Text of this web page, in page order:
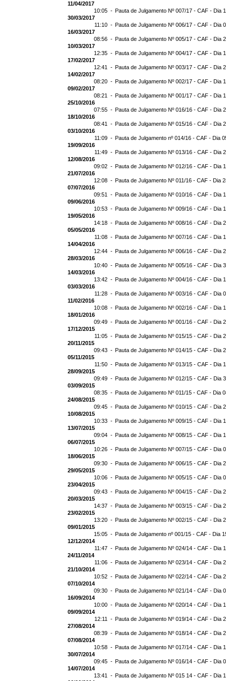
11/04/2017
10:05 - Pauta de Julgamento Nº 007/17 - CAF - Dia
30/03/2017
11:10 - Pauta de Julgamento Nº 006/17 - CAF - Dia
16/03/2017
08:56 - Pauta de Julgamento Nº 005/17 - CAF - Dia
10/03/2017
12:35 - Pauta de Julgamento Nº 004/17 - CAF - Dia
17/02/2017
12:41 - Pauta de Julgamento Nº 003/17 - CAF - Dia
14/02/2017
08:20 - Pauta de Julgamento Nº 002/17 - CAF - Dia
09/02/2017
08:21 - Pauta de Julgamento Nº 001/17 - CAF - Dia
25/10/2016
07:55 - Pauta de Julgamento Nº 016/16 - CAF - Dia
18/10/2016
08:41 - Pauta de Julgamento Nº 015/16 - CAF - Dia
03/10/2016
11:09 - Pauta de Julgamento nº 014/16 - CAF - Dia
19/09/2016
11:49 - Pauta de Julgamento Nº 013/16 - CAF - Dia
12/08/2016
09:02 - Pauta de Julgamento Nº 012/16 - CAF - Dia
21/07/2016
12:08 - Pauta de Julgamento Nº 011/16 - CAF - Dia
07/07/2016
09:51 - Pauta de Julgamento Nº 010/16 - CAF - Dia
09/06/2016
10:53 - Pauta de Julgamento Nº 009/16 - CAF - Dia
19/05/2016
14:18 - Pauta de Julgamento Nº 008/16 - CAF - Dia
05/05/2016
11:08 - Pauta de Julgamento Nº 007/16 - CAF - Dia
14/04/2016
12:44 - Pauta de Julgamento Nº 006/16 - CAF - Dia
28/03/2016
10:40 - Pauta de Julgamento Nº 005/16 - CAF - Dia
14/03/2016
13:42 - Pauta de Julgamento Nº 004/16 - CAF - Dia
03/03/2016
11:28 - Pauta de Julgamento Nº 003/16 - CAF - Dia
11/02/2016
10:08 - Pauta de Julgamento Nº 002/16 - CAF - Dia
18/01/2016
09:49 - Pauta de Julgamento Nº 001/16 - CAF - Dia
17/12/2015
11:05 - Pauta de Julgamento Nº 015/15 - CAF - Dia
20/11/2015
09:43 - Pauta de Julgamento Nº 014/15 - CAF - Dia
05/11/2015
11:50 - Pauta de Julgamento Nº 013/15 - CAF - Dia
28/09/2015
09:49 - Pauta de Julgamento Nº 012/15 - CAF - Dia
03/09/2015
08:35 - Pauta de Julgamento Nº 011/15 - CAF - Dia
24/08/2015
09:45 - Pauta de Julgamento Nº 010/15 - CAF - Dia
10/08/2015
10:33 - Pauta de Julgamento Nº 009/15 - CAF - Dia
13/07/2015
09:04 - Pauta de Julgamento Nº 008/15 - CAF - Dia
06/07/2015
10:26 - Pauta de Julgamento Nº 007/15 - CAF - Dia
18/06/2015
09:30 - Pauta de Julgamento Nº 006/15 - CAF - Dia
29/05/2015
10:06 - Pauta de Julgamento Nº 005/15 - CAF - Dia
23/04/2015
09:43 - Pauta de Julgamento Nº 004/15 - CAF - Dia
20/03/2015
14:37 - Pauta de Julgamento Nº 003/15 - CAF - Dia
23/02/2015
13:20 - Pauta de Julgamento Nº 002/15 - CAF - Dia
09/01/2015
15:05 - Pauta de Julgamento nº 001/15 - CAF - Dia
12/12/2014
11:47 - Pauta de Julgamento Nº 024/14 - CAF - Dia
24/11/2014
11:06 - Pauta de Julgamento Nº 023/14 - CAF - Dia
21/10/2014
10:52 - Pauta de Julgamento Nº 022/14 - CAF - Dia
07/10/2014
09:30 - Pauta de Julgamento Nº 021/14 - CAF - Dia
16/09/2014
10:00 - Pauta de Julgamento Nº 020/14 - CAF - Dia
09/09/2014
12:11 - Pauta de Julgamento Nº 019/14 - CAF - Dia
27/08/2014
08:39 - Pauta de Julgamento Nº 018/14 - CAF - Dia
07/08/2014
10:58 - Pauta de Julgamento Nº 017/14 - CAF - Dia
30/07/2014
09:45 - Pauta de Julgamento Nº 016/14 - CAF - Dia
14/07/2014
13:41 - Pauta de Julgamento Nº 015 14 - CAF - Dia